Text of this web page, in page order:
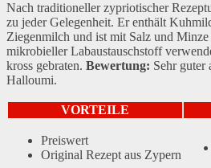
Nach traditioneller zypriotischer
zu jeder Gelegenheit. Er enthält
Ziegenmilch und ist mit Salz und
mikrobieller Labaustauschstoff
kross gebraten. Bewertung: Sehr guter
Halloumi.
VORTEILE
Preiswert
Original Rezept aus Zypern